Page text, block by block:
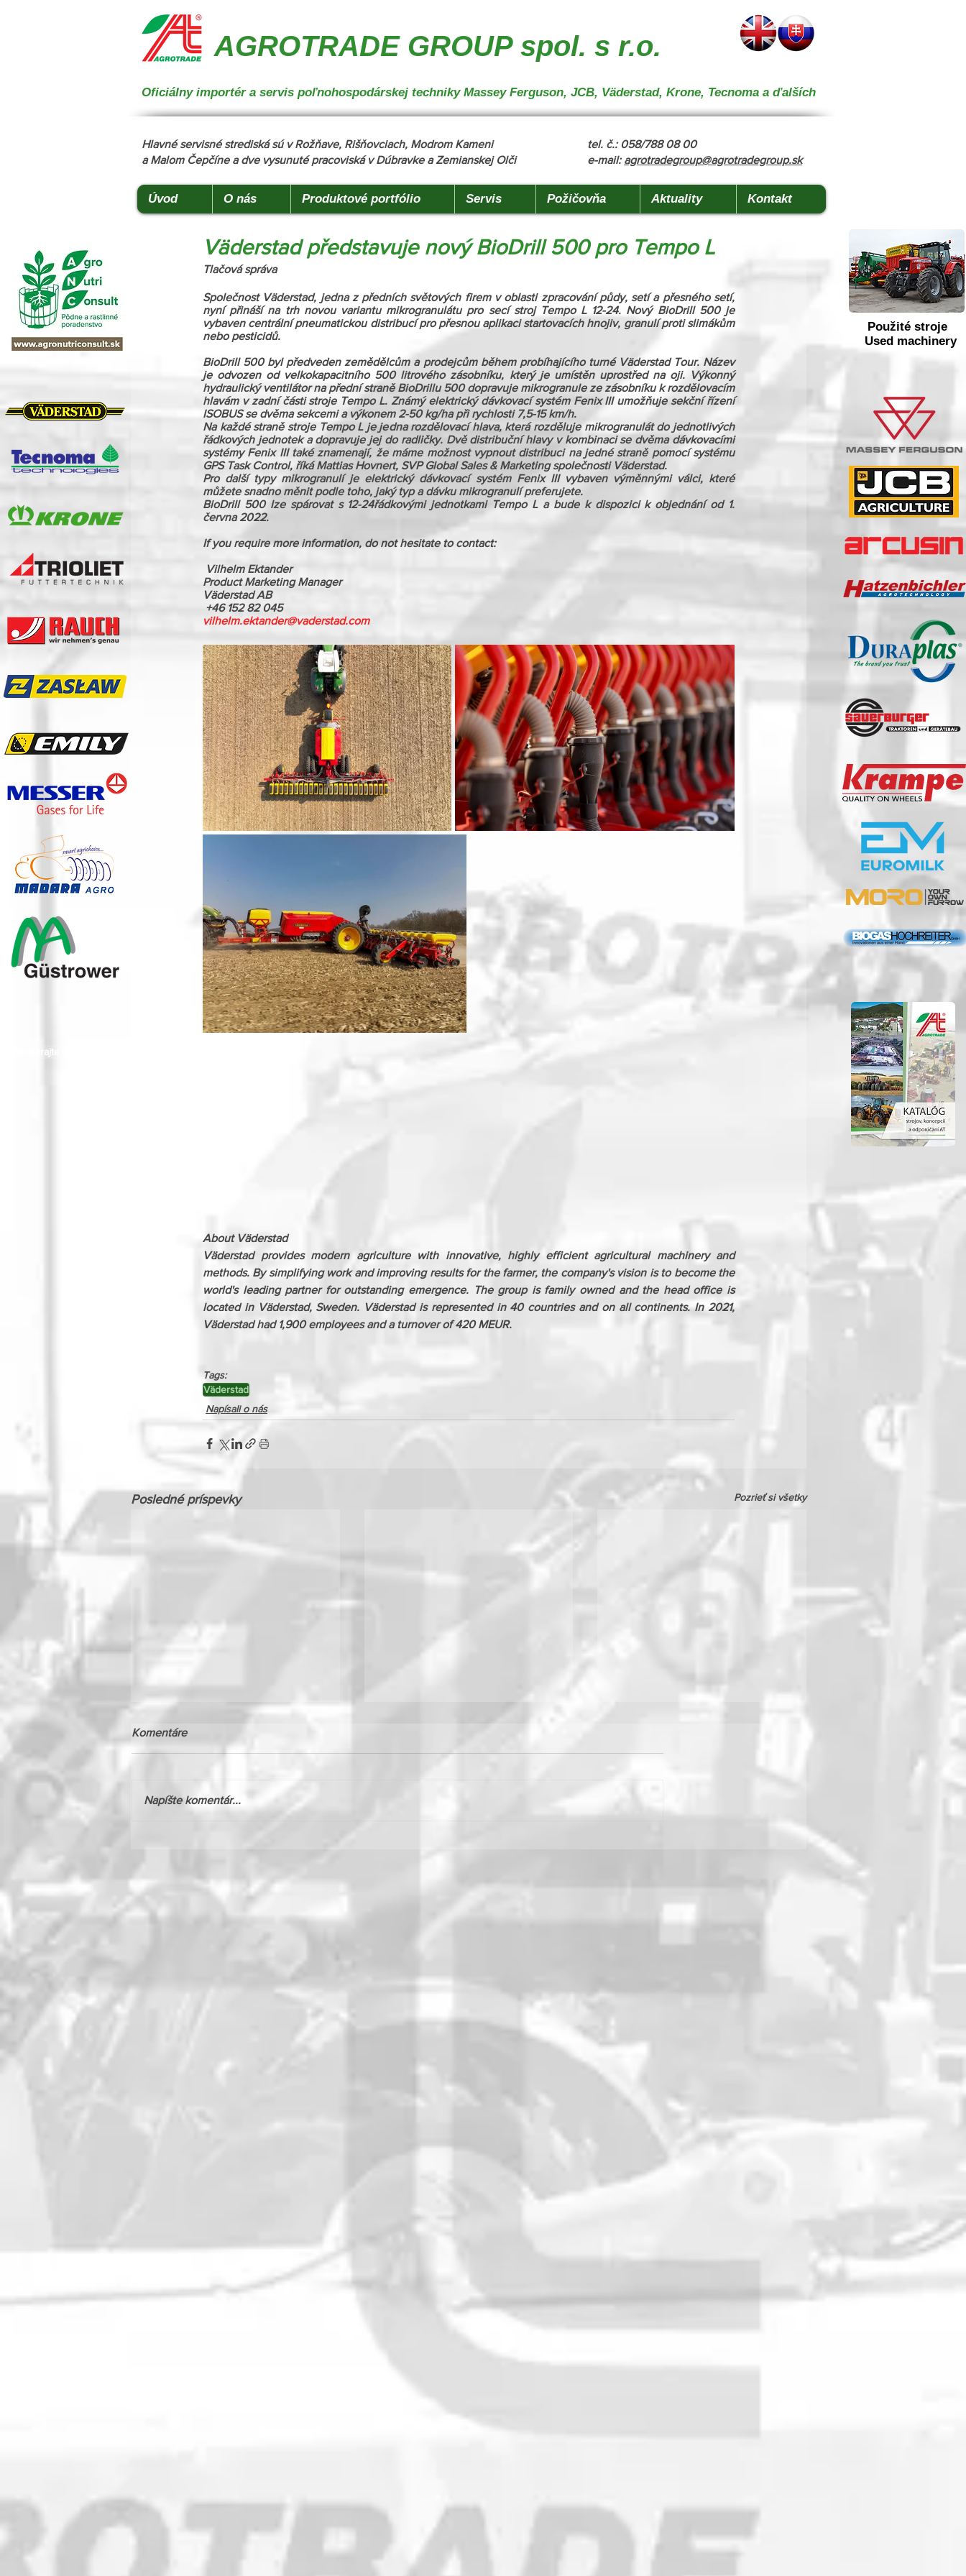
AGROTRADE GROUP spol. s r.o.
Oficiálny importér a servis poľnohospodárskej techniky Massey Ferguson, JCB, Väderstad, Krone, Tecnoma a ďalších
Hlavné servisné strediská sú v Rožňave, Rišňovciach, Modrom Kameni
a Malom Čepčíne a dve vysunuté pracoviská v Dúbravke a Zemianskej Olči
tel. č.: 058/788 08 00
e-mail: agrotradegroup@agrotradegroup.sk
Úvod O nás Produktové portfólio Servis Požičovňa Aktuality Kontakt
Väderstad představuje nový BioDrill 500 pro Tempo L
Tlačová správa
Společnost Väderstad, jedna z předních světových firem v oblasti zpracování půdy, setí a přesného setí,
nyní přináší na trh novou variantu mikrogranulátu pro secí stroj Tempo L 12-24. Nový BioDrill 500 je
vybaven centrální pneumatickou distribucí pro přesnou aplikaci startovacích hnojiv, granulí proti slimákům
nebo pesticidů.
BioDrill 500 byl předveden zemědělcům a prodejcům během probíhajícího turné Väderstad Tour. Název
je odvozen od velkokapacitního 500 litrového zásobníku, který je umístěn uprostřed na oji. Výkonný
hydraulický ventilátor na přední straně BioDrillu 500 dopravuje mikrogranule ze zásobníku k rozdělovacím
hlavám v zadní části stroje Tempo L. Známý elektrický dávkovací systém Fenix III umožňuje sekční řízení
ISOBUS se dvěma sekcemi a výkonem 2-50 kg/ha při rychlosti 7,5-15 km/h.
Na každé straně stroje Tempo L je jedna rozdělovací hlava, která rozděluje mikrogranulát do jednotlivých
řádkových jednotek a dopravuje jej do radličky. Dvě distribuční hlavy v kombinaci se dvěma dávkovacími
systémy Fenix III také znamenají, že máme možnost vypnout distribuci na jedné straně pomocí systému
GPS Task Control, říká Mattias Hovnert, SVP Global Sales & Marketing společnosti Väderstad.
Pro další typy mikrogranulí je elektrický dávkovací systém Fenix III vybaven výměnnými válci, které
můžete snadno měnit podle toho, jaký typ a dávku mikrogranulí preferujete.
BioDrill 500 lze spárovat s 12-24řádkovými jednotkami Tempo L a bude k dispozici k objednání od 1.
června 2022.
If you require more information, do not hesitate to contact:
Vilhelm Ektander
Product Marketing Manager
Väderstad AB
+46 152 82 045
vilhelm.ektander@vaderstad.com
About Väderstad
Väderstad provides modern agriculture with innovative, highly efficient agricultural machinery and
methods. By simplifying work and improving results for the farmer, the company's vision is to become the
world's leading partner for outstanding emergence. The group is family owned and the head office is
located in Väderstad, Sweden. Väderstad is represented in 40 countries and on all continents. In 2021,
Väderstad had 1,900 employees and a turnover of 420 MEUR.
Tags:
Väderstad
Napísali o nás
Posledné príspevky Pozrieť si všetky
Agrotrade Group Rožňava!
Komentáre
Napíšte komentár...
Použité stroje
Used machinery
Odoberajte naše novinky